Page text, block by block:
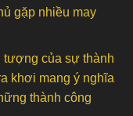
gặp nhiều may
tượng của sự thành
khơi mang ý nghĩa
thành công